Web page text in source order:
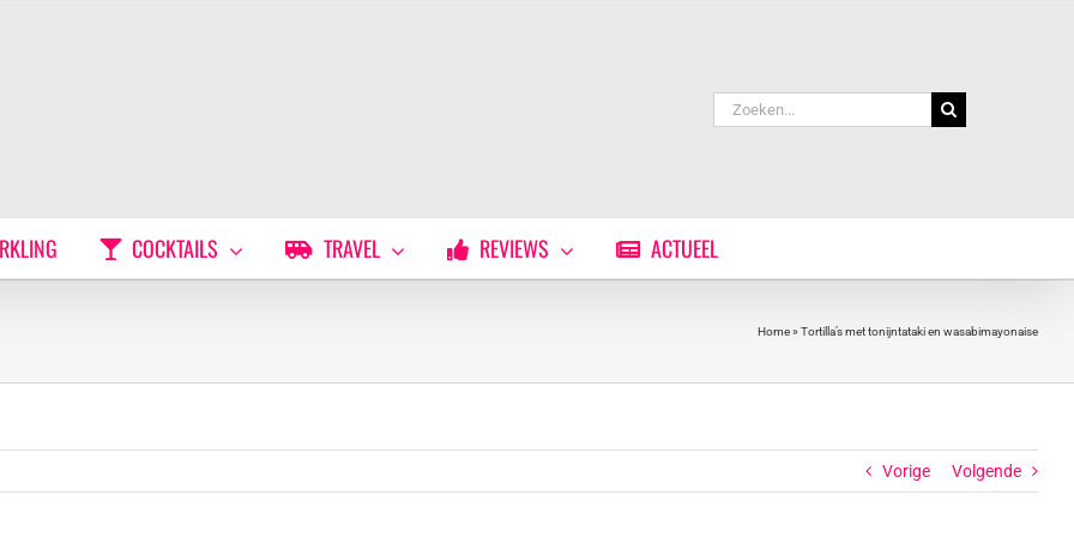
Zoeken
naar:
COCKTAILS TRAVEL REVIEWS ACTUEEL
Home» Tortilla’s met tonijntataki en wasabimayonaise
Vorige Volgende